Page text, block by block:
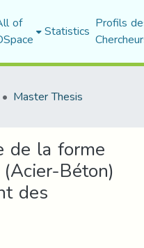
of Statistics Profils
Master Thesis
de la forme
Béton)
des